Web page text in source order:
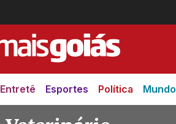
Entretê Esportes Política Mundo